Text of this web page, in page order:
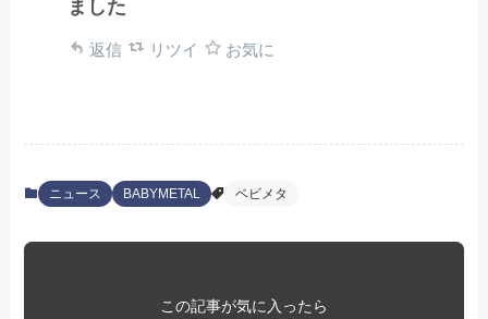
ました
返信 リツイ お気に
ニュース BABYMETAL ベビメタ
この記事が気に入ったら